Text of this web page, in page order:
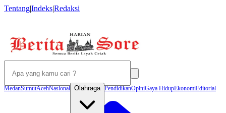
Tentang|Indeks|Redaksi
MedanSumutAcehNasional Olahraga PendidikanOpiniGaya HidupEkonomiEditorial